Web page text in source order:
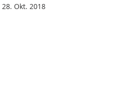
28. Okt. 2018